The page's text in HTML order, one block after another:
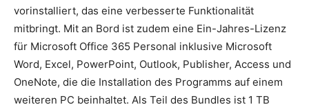
vorinstalliert, das eine verbesserte Funktionalität
mitbringt. Mit an Bord ist zudem eine Ein-Jahres-Lizenz
für Microsoft Office 365 Personal inklusive Microsoft
Word, Excel, PowerPoint, Outlook, Publisher, Access und
OneNote, die die Installation des Programms auf einem
weiteren PC beinhaltet. Als Teil des Bundles ist 1 TB